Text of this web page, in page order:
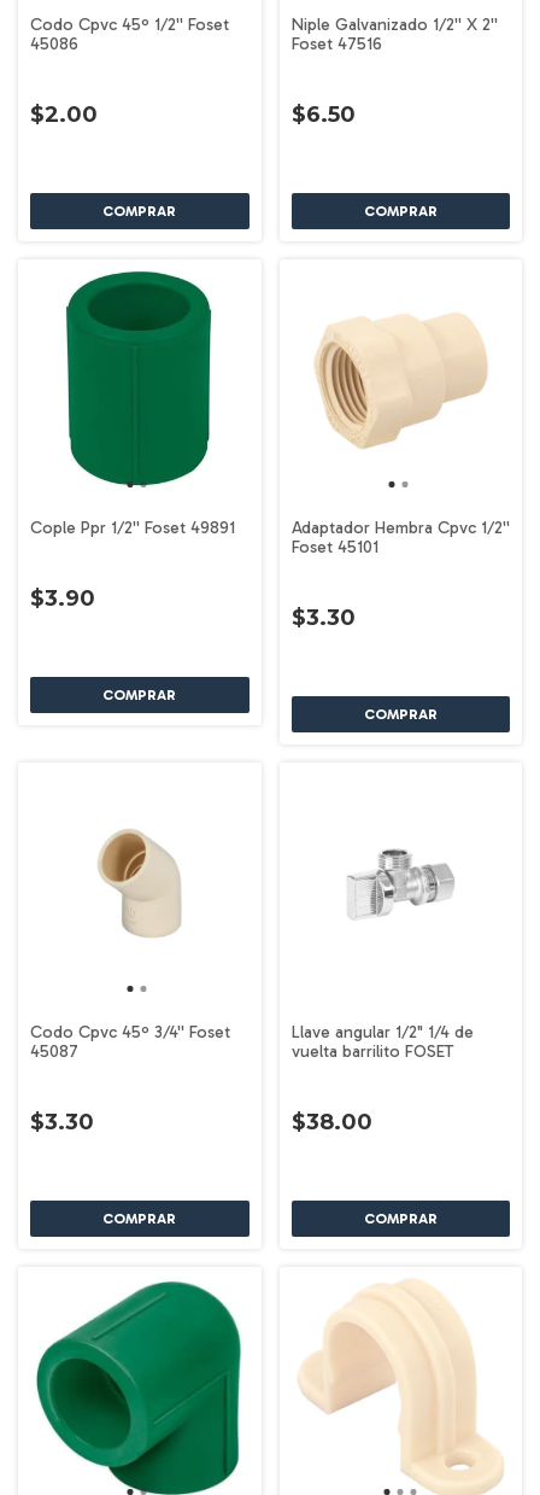
Codo Cpvc 45º 1/2'' Foset
45086
$2.00
Niple Galvanizado 1/2'' X 2''
Foset 47516
$6.50
Cople Ppr 1/2'' Foset 49891
$3.90
Adaptador Hembra Cpvc 1/2''
Foset 45101
$3.30
Codo Cpvc 45º 3/4'' Foset
45087
$3.30
Llave angular 1/2" 1/4 de
vuelta barrilito FOSET
$38.00